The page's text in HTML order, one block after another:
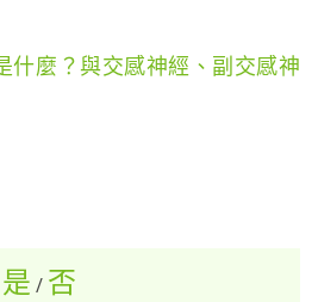
什麼？與交感神經、副交感神
是 / 否